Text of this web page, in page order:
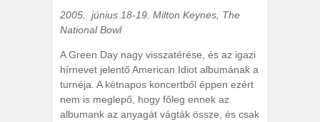
2005. június 18-19. Milton Keynes, The
National Bowl
A Green Day nagy visszatérése, és az igazi
hírnevet jelentő American Idiot albumának a
turnéja. A kétnapos koncertből éppen ezért
nem is meglepő, hogy főleg ennek az
albumank az anyagát vágták össze, és csak